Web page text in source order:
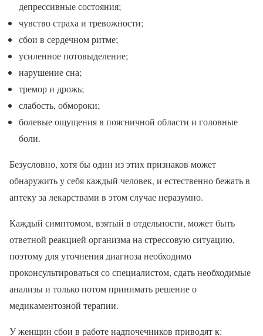
депрессивные состояния;
чувство страха и тревожности;
сбои в сердечном ритме;
усиленное потовыделение;
нарушение сна;
тремор и дрожь;
слабость, обмороки;
болевые ощущения в поясничной области и головные
боли.
Безусловно, хотя бы один из этих признаков может
обнаружить у себя каждый человек, и естественно бежать в
аптеку за лекарствами в этом случае неразумно.
Каждый симптомом, взятый в отдельности, может быть
ответной реакцией организма на стрессовую ситуацию,
поэтому для уточнения диагноза необходимо
проконсультироваться со специалистом, сдать необходимые
анализы и только потом принимать решение о
медикаментозной терапии.
У женщин сбои в работе надпочечников приводят к: